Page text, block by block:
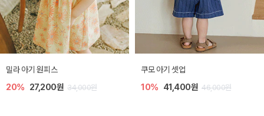
밀라 아기 원피스
20% 27,200원 34,000원
쿠모 아기 셋업
10% 41,400원 46,000원